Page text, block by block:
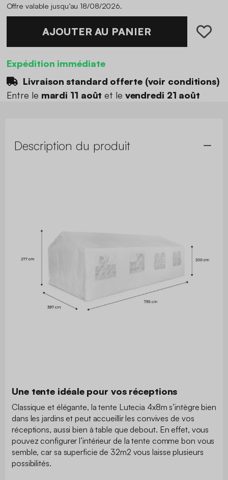
Offre valable jusqu’au 18/08/2026.
AJOUTER AU PANIER
Expédition immédiate
Livraison standard offerte (voir conditions)
Entre le mardi 11 août et le vendredi 21 août
Description du produit
Une tente idéale pour vos réceptions
Classique et élégante, la tente Lutecia 4x8m s’intègre bien
dans les jardins et peut accueillir les convives de vos
réceptions, aussi bien à table que debout. En effet, vous
pouvez configurer l’intérieur de la tente comme bon vous
semble, car sa superficie de 32m2 vous laisse plusieurs
possibilités.